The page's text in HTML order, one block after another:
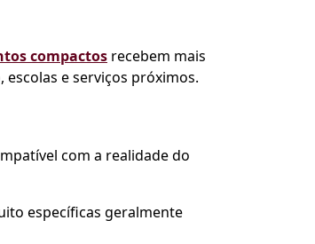
compactos recebem mais
e serviços próximos.
com a realidade do
específicas geralmente